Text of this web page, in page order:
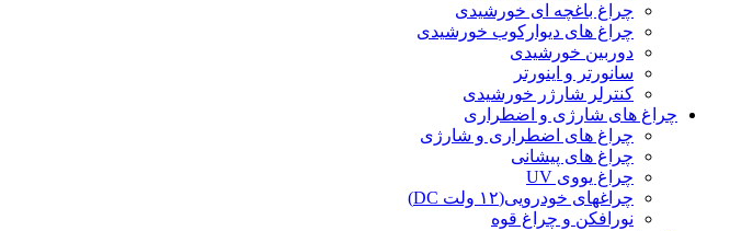
چراغ باغچه ای خورشیدی
چراغ های دیوارکوب خورشیدی
دوربین خورشیدی
سانورتر و اینورتر
کنترلر شارژر خورشیدی
چراغ های شارژی و اضطراری
چراغ های اضطراری و شارژی
چراغ های پیشانی
چراغ یووی UV
چراغهای خودرویی(۱۲ ولت DC)
نورافکن و چراغ قوه